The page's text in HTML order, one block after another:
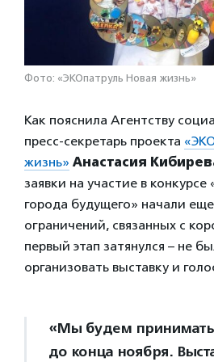
Фото: «ЭКОпатруль Новая жизнь»
Как пояснила Агентству
пресс-секретарь проекта
жизнь» Анастасия
заявки на участие в конкурсе
города будущего» начали
ограничений, связанных с
первый этап затянулся – не
организовать выставку и
«Мы будем
до конца ноября.